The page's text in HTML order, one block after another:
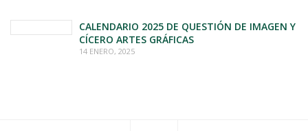
CALENDARIO 2025 DE QUESTIÓN DE IMAGEN Y
CÍCERO ARTES GRÁFICAS
14 ENERO, 2025